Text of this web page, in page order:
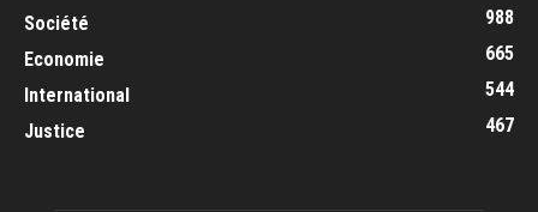
Société
988
Economie
665
International
544
Justice
467